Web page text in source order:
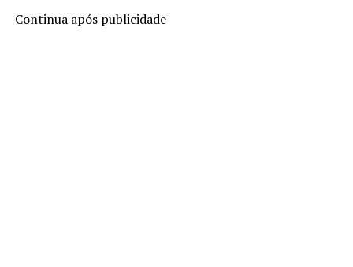
Continua após publicidade